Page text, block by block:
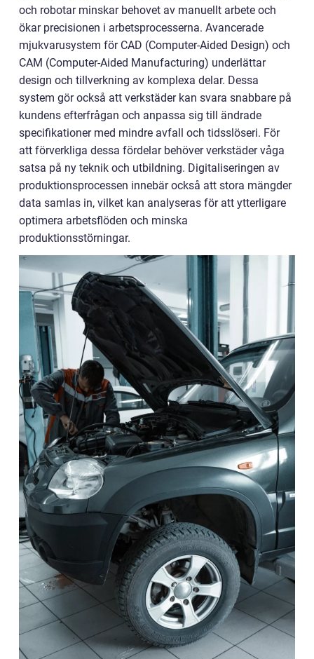
och robotar minskar behovet av manuellt arbete och
ökar precisionen i arbetsprocesserna. Avancerade
mjukvarusystem för CAD (Computer-Aided Design) och
CAM (Computer-Aided Manufacturing) underlättar
design och tillverkning av komplexa delar. Dessa
system gör också att verkstäder kan svara snabbare på
kundens efterfrågan och anpassa sig till ändrade
specifikationer med mindre avfall och tidsslöseri. För
att förverkliga dessa fördelar behöver verkstäder våga
satsa på ny teknik och utbildning. Digitaliseringen av
produktionsprocessen innebär också att stora mängder
data samlas in, vilket kan analyseras för att ytterligare
optimera arbetsflöden och minska
produktionsstörningar.